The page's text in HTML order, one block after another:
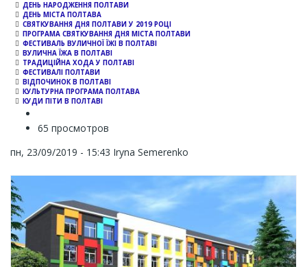
ДЕНЬ НАРОДЖЕННЯ ПОЛТАВИ
ДЕНЬ МІСТА ПОЛТАВА
СВЯТКУВАННЯ ДНЯ ПОЛТАВИ У 2019 РОЦІ
ПРОГРАМА СВЯТКУВАННЯ ДНЯ МІСТА ПОЛТАВИ
ФЕСТИВАЛЬ ВУЛИЧНОЇ ЇЖІ В ПОЛТАВІ
ВУЛИЧНА ЇЖА В ПОЛТАВІ
ТРАДИЦІЙНА ХОДА У ПОЛТАВІ
ФЕСТИВАЛІ ПОЛТАВИ
ВІДПОЧИНОК В ПОЛТАВІ
КУЛЬТУРНА ПРОГРАМА ПОЛТАВА
КУДИ ПІТИ В ПОЛТАВІ
65 просмотров
пн, 23/09/2019 - 15:43 Iryna Semerenko